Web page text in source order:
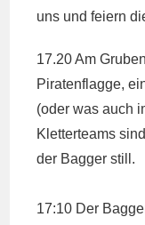
uns und feiern
17.20 Am
Piratenflagge,
(oder was auch
Kletterteams
der Bagger still.
17:10 Der